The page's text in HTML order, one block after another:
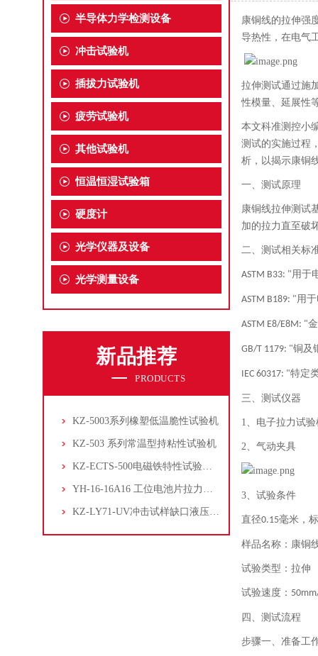
半导体力学检测设备
冲击试验机
插拔力试验机
疲劳试验机
其他试验机
恒温恒湿试验箱
硬度计
光学仪器及设备
光学测量设备
新品推荐
PRODUCTS
KZ-5003系列橡塑低温脆性试验机
KZ-503 系列常温型持粘性试验机
KZ-ECTS-500电磁铁特性试验系统
YH-16-16A16 工位电池片拉力试验机
KZ-LY71-UV冲击试样缺口液压拉床
康铜线的拉伸强
导热性，在电气
拉伸测试通过施
性模量、延展性
本文科准测控小
测试的实施过程
析，以揭示康铜
一、 测试原理
康铜线拉伸测试
加的拉力直至破
二、 测试相关标
ASTM B33: "用于
ASTM B189: "用
ASTM E8/E8M: "
GB/T 1179: "铜及
IEC 60317: "特定
三、 测试仪器
1、 电子拉力试验
2、 气动夹具
3、 试验条件
直径0.15毫米，
样品名称：康铜
试验类型：拉伸
试验速度：
四、 测试流程
步骤一、 准备工